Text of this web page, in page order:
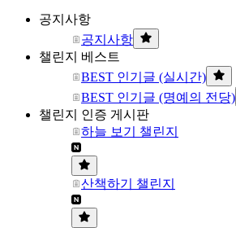
공지사항
공지사항
챌린지 베스트
BEST 인기글 (실시간)
BEST 인기글 (명예의 전당)
챌린지 인증 게시판
하늘 보기 챌린지
산책하기 챌린지